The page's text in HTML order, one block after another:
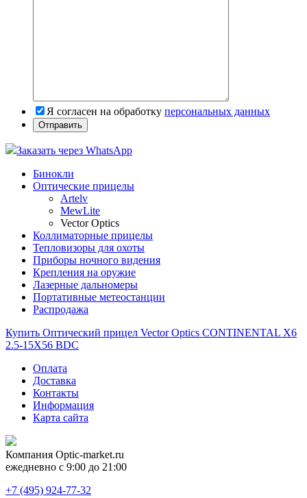
Я согласен на обработку персональных данных
Заказать через WhatsApp
Бинокли
Оптические прицелы
Artelv
MewLite
Vector Optics
Коллиматорные прицелы
Тепловизоры для охоты
Приборы ночного видения
Крепления на оружие
Лазерные дальномеры
Портативные метеостанции
Распродажа
Купить Оптический прицел Vector Optics CONTINENTAL X6
2.5-15X56 BDC
Оплата
Доставка
Контакты
Информация
Карта сайта
Компания Optic-market.ru
ежедневно с 9:00 до 21:00
+7 (495) 924-77-32